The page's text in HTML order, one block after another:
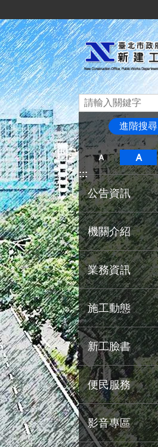
進階搜尋
:::
公告資訊
機關介紹
業務資訊
施工動態
新工臉書
便民服務
影音專區